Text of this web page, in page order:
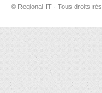
© Regional-IT · Tous droits